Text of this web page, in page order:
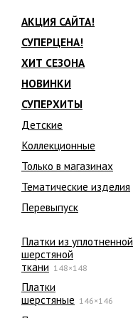
АКЦИЯ САЙТА!
СУПЕРЦЕНА!
ХИТ СЕЗОНА
НОВИНКИ
СУПЕРХИТЫ
Детские
Коллекционные
Только в магазинах
Тематические изделия
Перевыпуск
Платки из уплотненной
шерстяной
ткани 148×148
Платки
шерстяные 146×146